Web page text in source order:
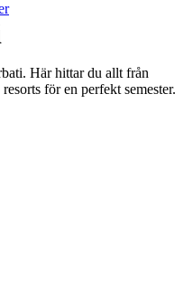
Här hittar du allt från
för en perfekt semester.